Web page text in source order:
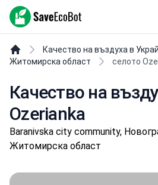
SaveEcoBot
Качество на въздуха в
Житомирска област
селото
Качество на
Ozerianka
Baranivska city community,
Житомирска област